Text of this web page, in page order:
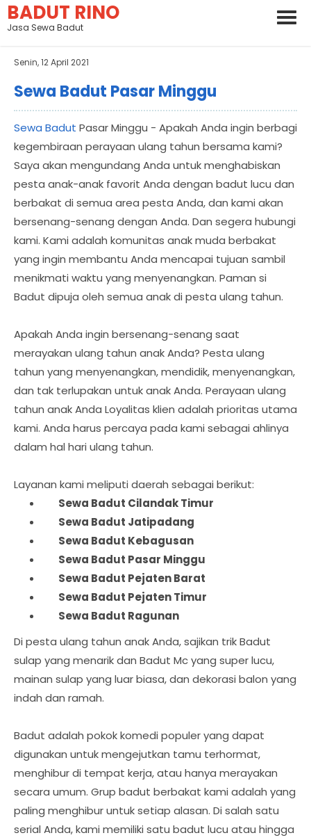
BADUT RINO
Jasa Sewa Badut
Senin, 12 April 2021
Sewa Badut Pasar Minggu
Sewa Badut Pasar Minggu - Apakah Anda ingin berbagi
kegembiraan perayaan ulang tahun bersama kami?
Saya akan mengundang Anda untuk menghabiskan
pesta anak-anak favorit Anda dengan badut lucu dan
berbakat di semua area pesta Anda, dan kami akan
bersenang-senang dengan Anda. Dan segera hubungi
kami. Kami adalah komunitas anak muda berbakat
yang ingin membantu Anda mencapai tujuan sambil
menikmati waktu yang menyenangkan. Paman si
Badut dipuja oleh semua anak di pesta ulang tahun.
Apakah Anda ingin bersenang-senang saat
merayakan ulang tahun anak Anda? Pesta ulang
tahun yang menyenangkan, mendidik, menyenangkan,
dan tak terlupakan untuk anak Anda. Perayaan ulang
tahun anak Anda Loyalitas klien adalah prioritas utama
kami. Anda harus percaya pada kami sebagai ahlinya
dalam hal hari ulang tahun.
Layanan kami meliputi daerah sebagai berikut:
	Sewa Badut
Cilandak Timur
Sewa Badut Jatipadang
Sewa Badut Kebagusan
Sewa Badut Pasar Minggu
Sewa Badut Pejaten Barat
Sewa Badut Pejaten Timur
Sewa Badut Ragunan
Di pesta ulang tahun anak Anda, sajikan trik Badut
sulap yang menarik dan Badut Mc yang super lucu,
mainan sulap yang luar biasa, dan dekorasi balon yang
indah dan ramah.
Badut adalah pokok komedi populer yang dapat
digunakan untuk mengejutkan tamu terhormat,
menghibur di tempat kerja, atau hanya merayakan
secara umum. Grup badut berbakat kami adalah yang
paling menghibur untuk setiap alasan. Di salah satu
serial Anda, kami memiliki satu badut lucu atau hingga